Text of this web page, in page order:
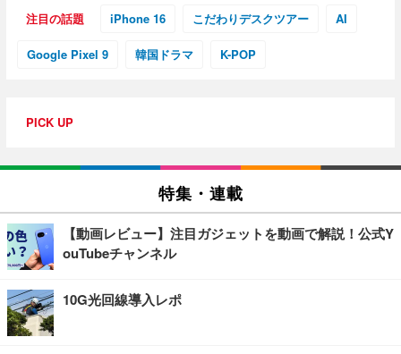
注目の話題 iPhone 16 こだわりデスクツアー AI
Google Pixel 9 韓国ドラマ K-POP
PICK UP
特集・連載
【動画レビュー】注目ガジェットを動画で解説！公式Y
ouTubeチャンネル
10G光回線導入レポ